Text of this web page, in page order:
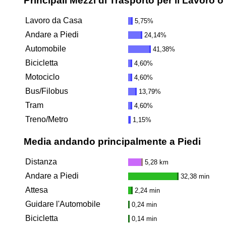
Lavoro da Casa 5,75%
Andare a Piedi 24,14%
Automobile 41,38%
Bicicletta 4,60%
Motociclo 4,60%
Bus/Filobus 13,79%
Tram 4,60%
Treno/Metro 1,15%
Media andando principalmente a Piedi
Distanza 5,28 km
Andare a Piedi 32,38 min
Attesa 2,24 min
Guidare l'Automobile 0,24 min
Bicicletta 0,14 min